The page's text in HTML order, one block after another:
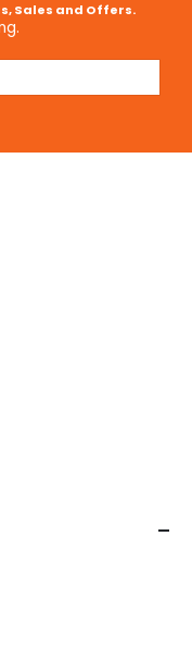
Sales and Offers.